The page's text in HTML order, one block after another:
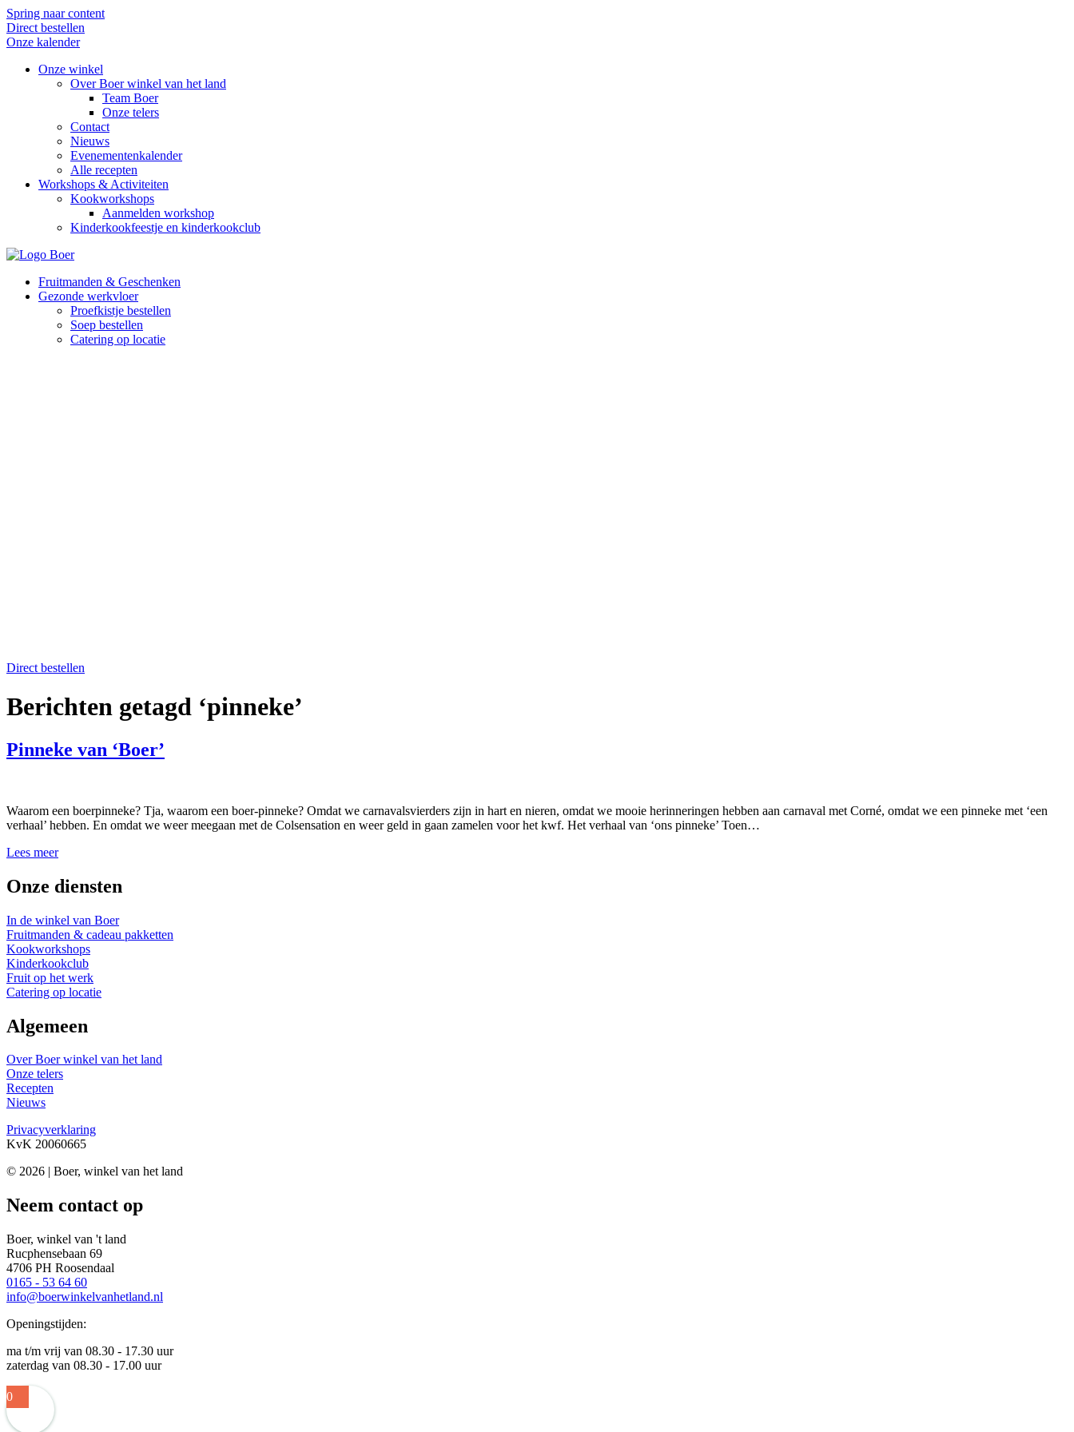
Spring naar content
Direct bestellen
Onze kalender
Onze winkel
Over Boer winkel van het land
Team Boer
Onze telers
Contact
Nieuws
Evenementenkalender
Alle recepten
Workshops & Activiteiten
Kookworkshops
Aanmelden workshop
Kinderkookfeestje en kinderkookclub
Fruitmanden & Geschenken
Gezonde werkvloer
Proefkistje bestellen
Soep bestellen
Catering op locatie
Direct bestellen
Berichten getagd ‘pinneke’
Pinneke van ‘Boer’
Waarom een boerpinneke? Tja, waarom een boer-pinneke? Omdat we carnavalsvierders zijn in hart en nieren, omdat we mooie herinneringen hebben aan carnaval met Corné, omdat we een pinneke met ‘een
verhaal’ hebben. En omdat we weer meegaan met de Colsensation en weer geld in gaan zamelen voor het kwf. Het verhaal van ‘ons pinneke’ Toen…
Lees meer
Onze diensten
In de winkel van Boer
Fruitmanden & cadeau pakketten
Kookworkshops
Kinderkookclub
Fruit op het werk
Catering op locatie
Algemeen
Over Boer winkel van het land
Onze telers
Recepten
Nieuws
Privacyverklaring
KvK 20060665
© 2026 | Boer, winkel van het land
Neem contact op
Boer, winkel van 't land
Rucphensebaan 69
4706 PH Roosendaal
0165 - 53 64 60
info@boerwinkelvanhetland.nl
Openingstijden:
ma t/m vrij van 08.30 - 17.30 uur
zaterdag van 08.30 - 17.00 uur
0